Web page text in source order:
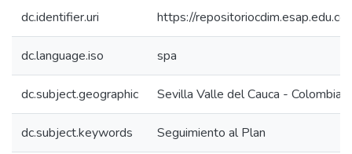
dc.identifier.uri https://
dc.language.iso spa
dc.subject.geographic Sevilla Valle del Cauca - Colombia
dc.subject.keywords Seguimiento al Plan